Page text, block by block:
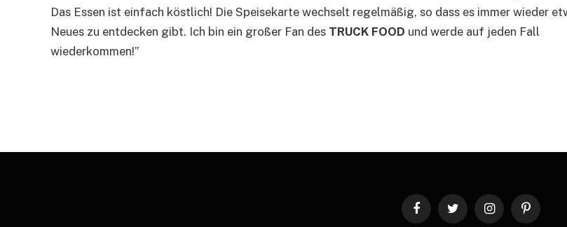
Das Essen ist einfach köstlich! Die Speisekarte wechselt regelmäßig, so dass es immer wieder
Neues zu entdecken gibt. Ich bin ein großer Fan des TRUCK FOOD und werde auf jeden Fall
wiederkommen!”
FacebookTwitter InstagramPinterest